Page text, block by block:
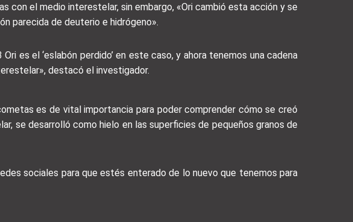
con el medio interestelar, sin embargo, «Ori cambió esta acción y se
parecida de deuterio e hidrógeno».
es el ‘eslabón perdido’ en este caso, y ahora tenemos una cadena
destacó el investigador.
es de vital importancia para poder comprender cómo se creó
se desarrolló como hielo en las superficies de pequeños granos de
sociales para que estés enterado de lo nuevo que tenemos para